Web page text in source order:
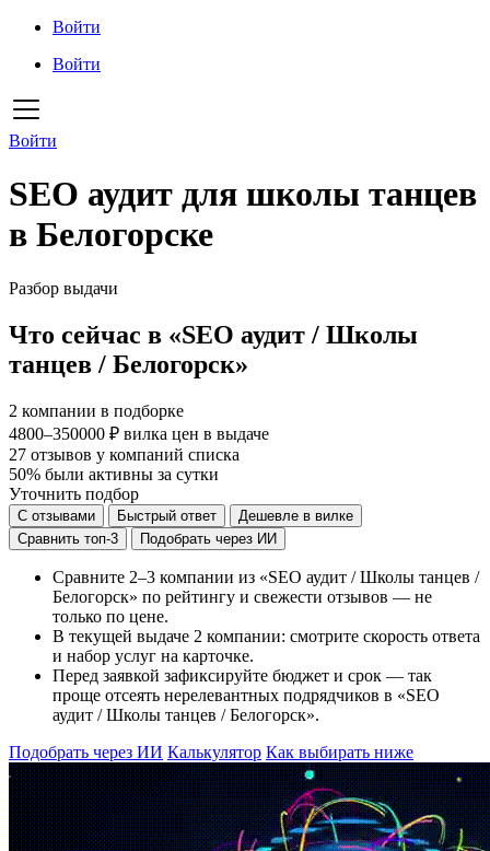
Войти
Войти
Войти
SEO аудит для школы танцев
в Белогорске
Разбор выдачи
Что сейчас в «SEO аудит / Школы
танцев / Белогорск»
2 компании в подборке
4800–350000 ₽ вилка цен в выдаче
27 отзывов у компаний списка
50% были активны за сутки
Уточнить подбор
С отзывами Быстрый ответ
Дешевле в вилке
Сравнить топ-3
Подобрать через ИИ
Сравните 2–3 компании из «SEO аудит / Школы танцев /
Белогорск» по рейтингу и свежести отзывов — не
только по цене.
В текущей выдаче 2 компании: смотрите скорость ответа
и набор услуг на карточке.
Перед заявкой зафиксируйте бюджет и срок — так
проще отсеять нерелевантных подрядчиков в «SEO
аудит / Школы танцев / Белогорск».
Подобрать через ИИ Калькулятор Как выбирать ниже